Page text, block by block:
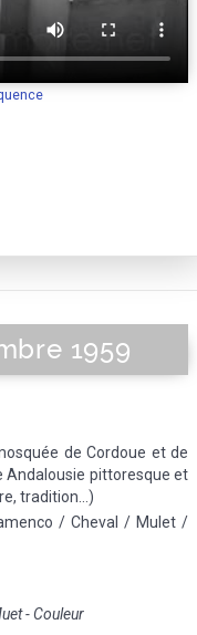
1959
de Cordoue et de
Andalousie pittoresque et
tradition...)
/ Cheval / Mulet /
- Couleur